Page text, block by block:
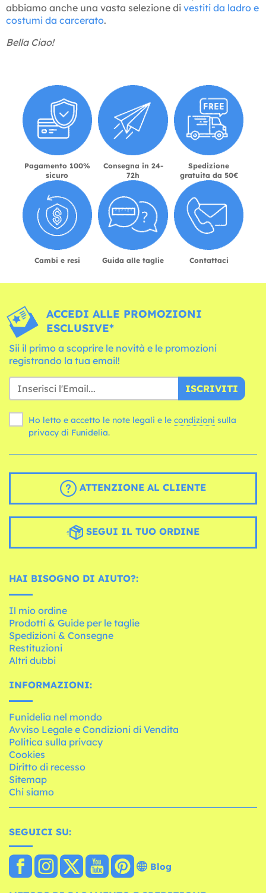
abbiamo anche una vasta selezione di vestiti da ladro e
costumi da carcerato.
Bella Ciao!
Pagamento 100%
sicuro
Consegna in 24-
72h
Spedizione
gratuita da 50€
Cambi e resi Guida alle taglie Contattaci
ACCEDI ALLE PROMOZIONI
ESCLUSIVE*
Sii il primo a scoprire le novità e le promozioni
registrando la tua email!
ISCRIVITI
Ho letto e accetto le note legali e le condizioni
privacy di Funidelia.
ATTENZIONE AL CLIENTE
SEGUI IL TUO ORDINE
HAI BISOGNO DI AIUTO?:
Il mio ordine
Prodotti & Guide per le taglie
Spedizioni & Consegne
Restituzioni
Altri dubbi
INFORMAZIONI:
Funidelia nel mondo
Avviso Legale e Condizioni di Vendita
Politica sulla privacy
Cookies
Diritto di recesso
Sitemap
Chi siamo
SEGUICI SU:
Blog